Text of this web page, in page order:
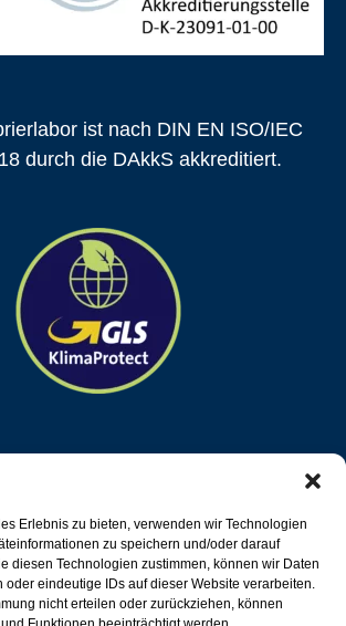
Erlebnis zu bieten, verwenden wir Technologien
zu speichern und/oder darauf
diesen Technologien zustimmen, können wir Daten
oder eindeutige IDs auf dieser Website verarbeiten.
nicht erteilen oder zurückziehen, können
ist nach DIN EN ISO/IEC
durch die DAkkS akkreditiert.
klimaneutral über die General
GmbH & Co. OHG durchgeführt
wird.